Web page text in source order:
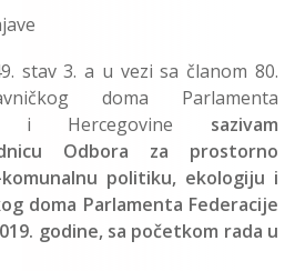
stav 3. a u vezi sa članom 80.
doma Parlamenta
i Hercegovine sazivam
Odbora za prostorno
politiku, ekologiju i
doma Parlamenta Federacije
godine, sa početkom rada u